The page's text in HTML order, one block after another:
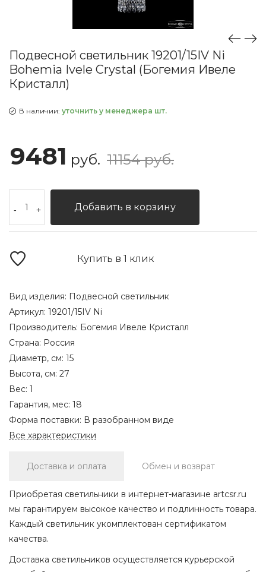
Подвесной светильник 19201/15IV Ni
Bohemia Ivele Crystal (Богемия Ивеле
Кристалл)
В наличии: уточнить у менеджера шт.
9481 руб. 11154 руб.
- + Добавить в корзину
Купить в 1 клик
Вид изделия: Подвесной светильник
Артикул: 19201/15IV Ni
Производитель: Богемия Ивеле Кристалл
Страна: Россия
Диаметр, см: 15
Высота, см: 27
Вес: 1
Гарантия, мес: 18
Форма поставки: В разобранном виде
Все характеристики
Доставка и оплата Обмен и возврат
Приобретая светильники в интернет-магазине artcsr.ru
мы гарантируем высокое качество и подлинность товара.
Каждый светильник укомплектован сертификатом
качества.
Доставка светильников осуществляется курьерской